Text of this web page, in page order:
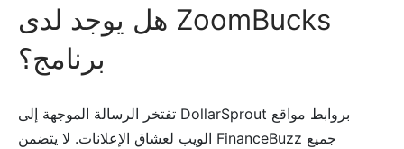
هل يوجد لدى ZoomBucks
برنامج؟
تفتخر الرسالة الموجهة إلى DollarSprout بروابط مواقع
الويب لعشاق الإعلانات. لا يتضمن FinanceBuzz جميع